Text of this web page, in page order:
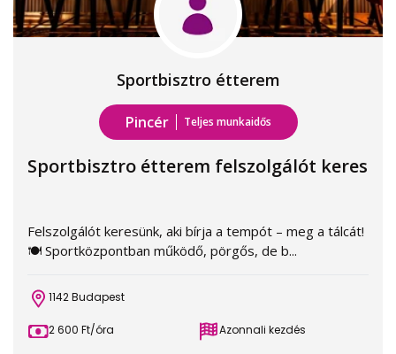
Sportbisztro étterem
Pincér Teljes munkaidős
Sportbisztro étterem felszolgálót keres
Felszolgálót keresünk, aki bírja a tempót – meg a tálcát!
🍽️ Sportközpontban működő, pörgős, de b...
1142 Budapest
2 600 Ft/óra Azonnali kezdés